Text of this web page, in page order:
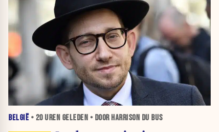
BELGIË • 20 UREN GELEDEN • DOOR HARRISON DU BUS